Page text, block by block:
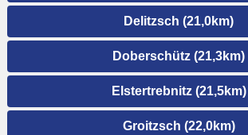
Delitzsch (21,0km)
Doberschütz (21,3km)
Elstertrebnitz (21,5km)
Groitzsch (22,0km)